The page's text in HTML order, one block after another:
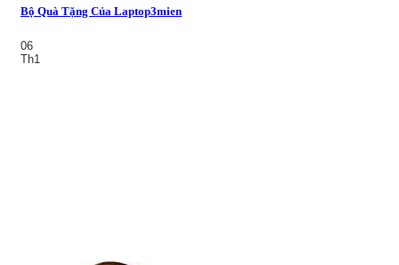
Bộ Quà Tặng Của Laptop3mien
06
Th1